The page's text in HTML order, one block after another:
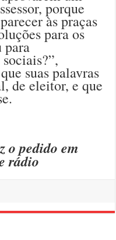
porque
às praças
para os
para
suas palavras
de eleitor, e que
o pedido em
rádio